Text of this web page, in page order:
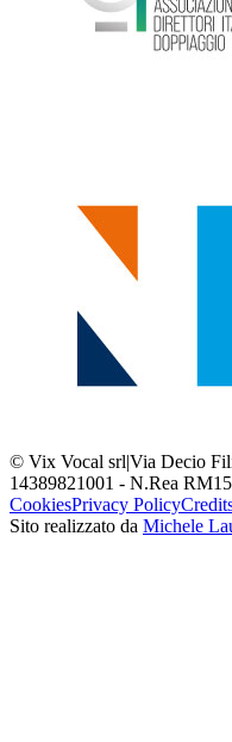
© Vix Vocal srl|Via Decio
14389821001 - N.Rea
CookiesPrivacy Policy
Sito realizzato da Michele